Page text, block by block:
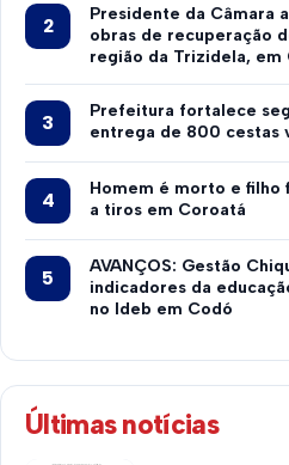
Presidente da Câmara
obras de recuperação
região da Trizidela, em
Prefeitura fortalece
entrega de 800 cestas
Homem é morto e filho
a tiros em Coroatá
AVANÇOS: Gestão
indicadores da
no Ideb em Codó
Últimas notícias